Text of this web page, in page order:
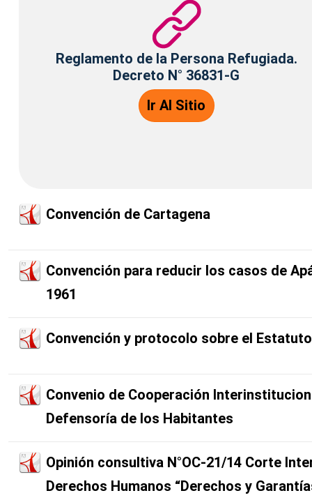
Reglamento de la Persona Refugiada.
Decreto N° 36831-G
Ir Al Sitio
Convención de Cartagena
Convención para reducir los casos de
1961
Convención y protocolo sobre el
Convenio de Cooperación
Defensoría de los Habitantes
Opinión consultiva N°OC-21/14 Corte
Derechos Humanos “Derechos y